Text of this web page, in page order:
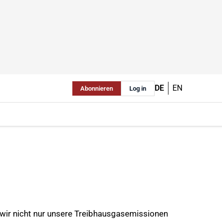
Abonnieren Log in DE EN
nicht nur unsere Treibhausgasemissionen